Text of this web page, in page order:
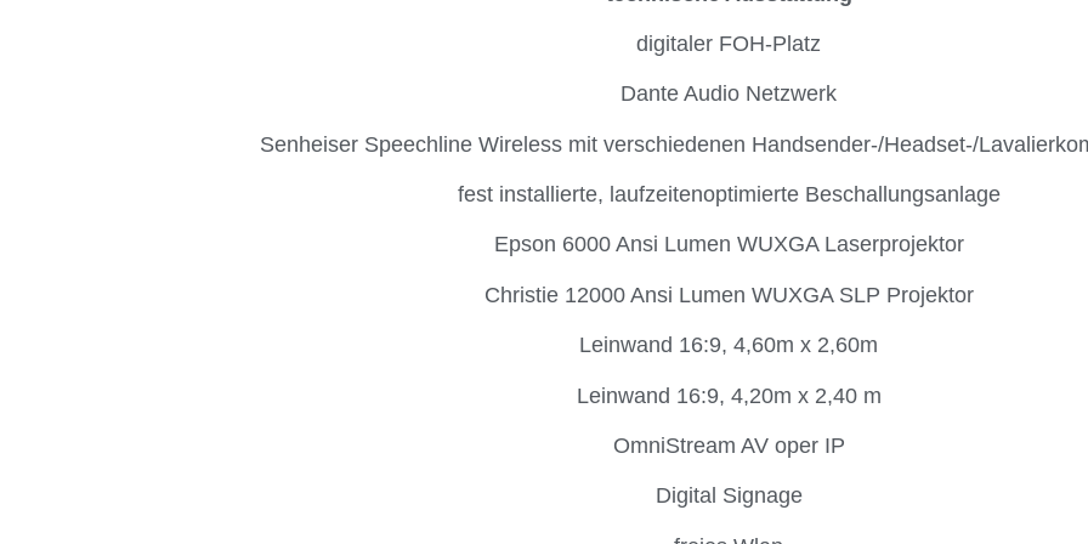
digitaler FOH-Platz
Dante Audio Netzwerk
Senheiser Speechline Wireless mit verschiedenen Handsender-/Headset-/
fest installierte, laufzeitenoptimierte Beschallungsanlage
Epson 6000 Ansi Lumen WUXGA Laserprojektor
Christie 12000 Ansi Lumen WUXGA SLP Projektor
Leinwand 16:9, 4,60m x 2,60m
Leinwand 16:9, 4,20m x 2,40 m
OmniStream AV oper IP
Digital Signage